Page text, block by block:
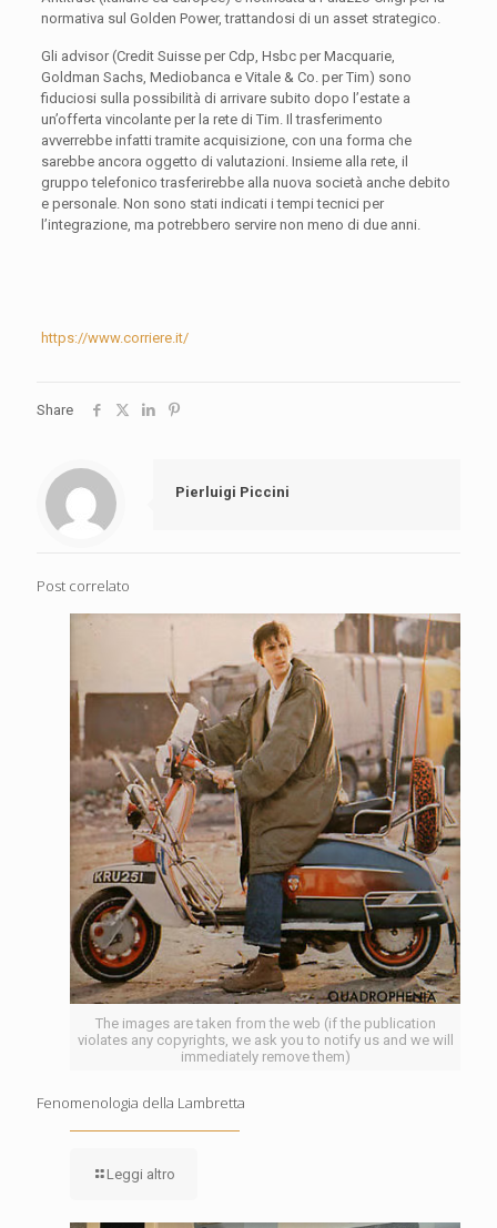
normativa sul Golden Power, trattandosi di un asset strategico.
Gli advisor (Credit Suisse per Cdp, Hsbc per Macquarie,
Goldman Sachs, Mediobanca e Vitale & Co. per Tim) sono
fiduciosi sulla possibilità di arrivare subito dopo l’estate a
un’offerta vincolante per la rete di Tim. Il trasferimento
avverrebbe infatti tramite acquisizione, con una forma che
sarebbe ancora oggetto di valutazioni. Insieme alla rete, il
gruppo telefonico trasferirebbe alla nuova società anche debito
e personale. Non sono stati indicati i tempi tecnici per
l’integrazione, ma potrebbero servire non meno di due anni.
https://www.corriere.it/
Share
Pierluigi Piccini
Post correlato
The images are taken from the web (if the publication
violates any copyrights, we ask you to notify us and we will
immediately remove them)
Fenomenologia della Lambretta
Leggi altro